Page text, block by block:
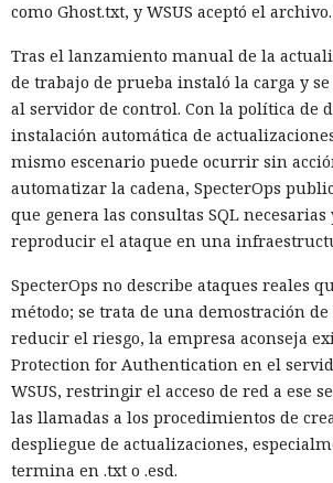
como Ghost.txt, y WSUS aceptó el archivo.
Tras el lanzamiento manual de la
de trabajo de prueba instaló la carga y
al servidor de control. Con la política de
instalación automática de
mismo escenario puede ocurrir sin
automatizar la cadena, SpecterOps
que genera las consultas SQL
reproducir el ataque en una
SpecterOps no describe ataques reales
método; se trata de una demostración
reducir el riesgo, la empresa aconseja
Protection for Authentication en el
WSUS, restringir el acceso de red a ese
las llamadas a los procedimientos de
despliegue de actualizaciones,
termina en .txt o .esd.